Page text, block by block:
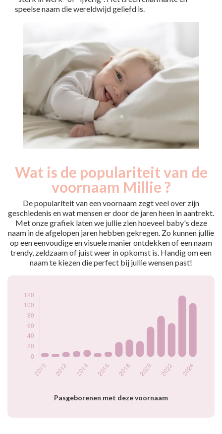
speelse naam die wereldwijd geliefd is.
Wat is de populariteit van de
voornaam Millie ?
De populariteit van een voornaam zegt veel over zijn
geschiedenis en wat mensen er door de jaren heen in aantrekt.
Met onze grafiek laten we jullie zien hoeveel baby's deze
naam in de afgelopen jaren hebben gekregen. Zo kunnen jullie
op een eenvoudige en visuele manier ontdekken of een naam
trendy, zeldzaam of juist weer in opkomst is. Handig om een
naam te kiezen die perfect bij jullie wensen past!
Pasgeborenen met deze voornaam
Popularité du
Année
Nouveaux-
nés
2010
7
2011
6
2012
9
2013
11
2014
14
2015
7
10
2019
31
80
66
120
105